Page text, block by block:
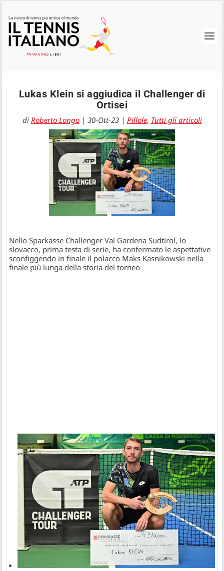
Lukas Klein si aggiudica il Challenger di
Ortisei
di Roberto Longo| 30-Ott-23| Pillole, Tutti gli articoli
Nello Sparkasse Challenger Val Gardena Sudtirol, lo
slovacco, prima testa di serie, ha confermato le aspettative
sconfiggendo in finale il polacco Maks Kasnikowski nella
finale più lunga della storia del torneo